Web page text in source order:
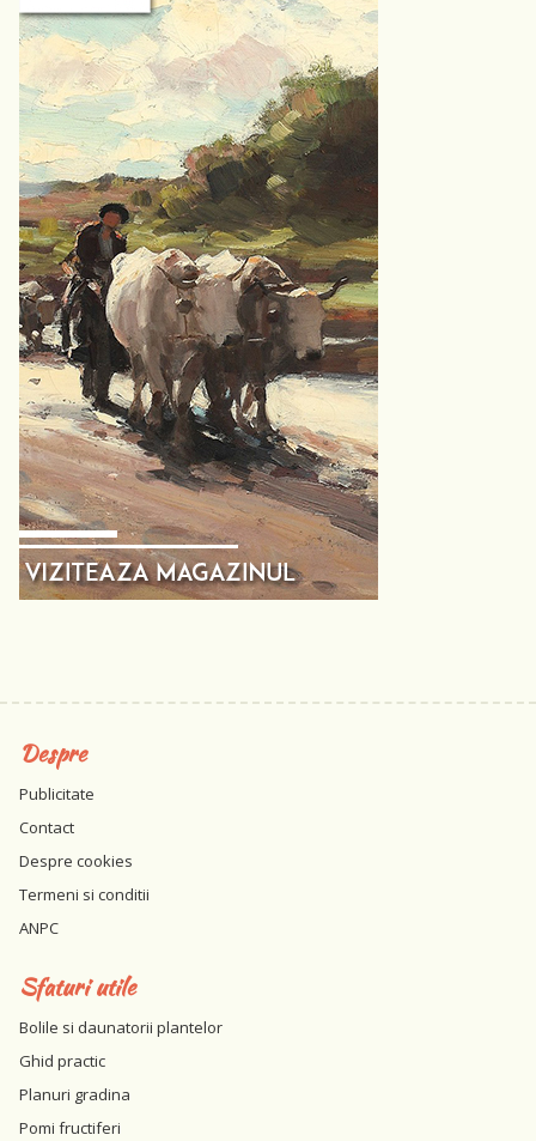
Despre
Publicitate
Contact
Despre cookies
Termeni si conditii
ANPC
Sfaturi utile
Bolile si daunatorii plantelor
Ghid practic
Planuri gradina
Pomi fructiferi